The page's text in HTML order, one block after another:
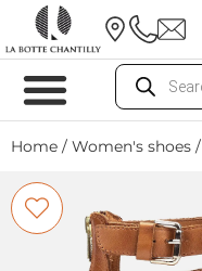
Home / Women's shoes /